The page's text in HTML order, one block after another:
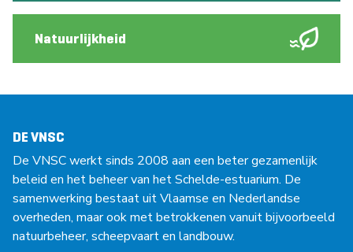
Natuurlijkheid
DE VNSC
De VNSC werkt sinds 2008 aan een beter gezamenlijk
beleid en het beheer van het Schelde-estuarium. De
samenwerking bestaat uit Vlaamse en Nederlandse
overheden, maar ook met betrokkenen vanuit bijvoorbeeld
natuurbeheer, scheepvaart en landbouw.